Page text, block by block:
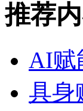
推荐
AI赋
具身